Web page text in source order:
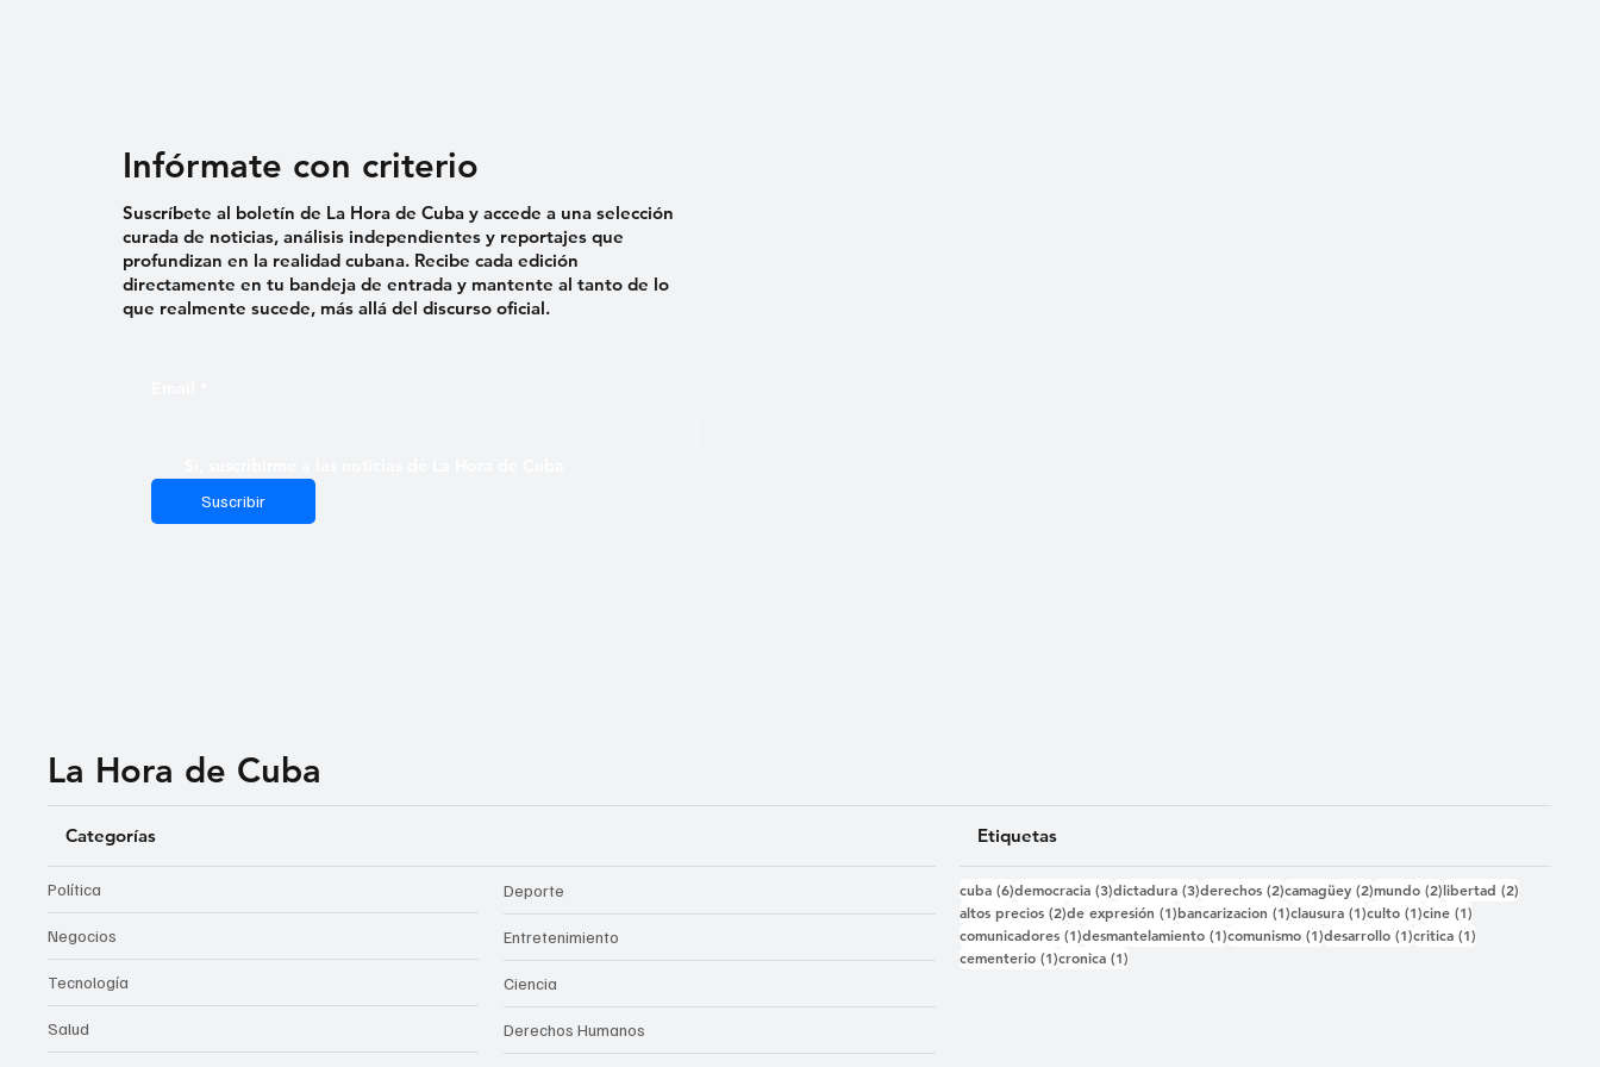
Infórmate con criterio
Suscribir
Suscríbete al boletín de La Hora de Cuba y accede a una selección
curada de noticias, análisis independientes y reportajes que
profundizan en la realidad cubana. Recibe cada edición
directamente en tu bandeja de entrada y mantente al tanto de lo
que realmente sucede, más allá del discurso oficial.
La Hora de Cuba
Categorías
Política
Negocios
Tecnología
Salud
Deporte
Entretenimiento
Ciencia
Derechos Humanos
Etiquetas
cuba (6)6 entradas
democracia (3)3 entradas
dictadura (3)3 entradas
derechos (2)2 entradas
camagüey (2)2 entradas
mundo (2)2 entradas
libertad (2)
altos precios (2)2 entradas
de expresión (1)1 entrada
bancarizacion (1)1 entrada
clausura (1)1 entrada
culto (1)1 entrada
cine (1)
comunicadores (1)1 entrada
desmantelamiento (1)1 entrada
comunismo (1)1 entrada
desarrollo (1)1 entrada
critica (1)
cementerio (1)1 entrada
cronica (1)